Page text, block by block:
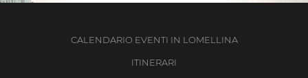
CALENDARIO EVENTI IN LOMELLINA
ITINERARI